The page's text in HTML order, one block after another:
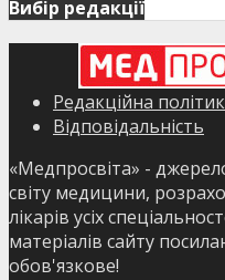
Вибір редакції
Редакційна
Відповідальність
«Медпросвіта» -
світу медицини,
лікарів усіх
матеріалів сайту
обов'язкове!